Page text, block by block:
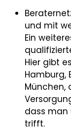
und mit
Ein
Hier gibt
Hamburg,
München,
dass man
trifft.